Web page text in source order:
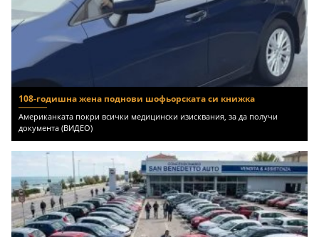
108-годишна жена поднови шофьорската си книжка
Американката покри всички медицински изисквания, за да получи
документа (ВИДЕО)